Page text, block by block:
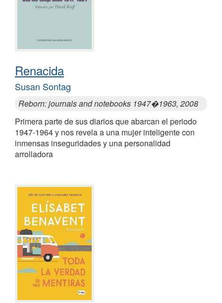
Renacida
Susan Sontag
Reborn: journals and notebooks 1947�1963, 2008
Primera parte de sus diarios que abarcan el periodo
1947-1964 y nos revela a una mujer inteligente con
inmensas inseguridades y una personalidad
arrolladora